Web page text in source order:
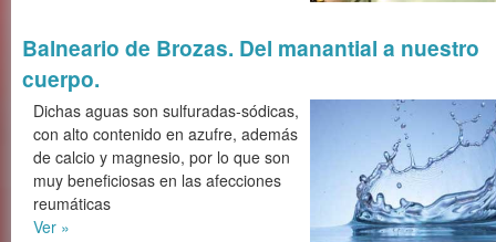
Balneario de Brozas. Del manantial a nuestro
cuerpo.
Dichas aguas son sulfuradas-sódicas,
con alto contenido en azufre, además
de calcio y magnesio, por lo que son
muy beneficiosas en las afecciones
reumáticas
Ver »